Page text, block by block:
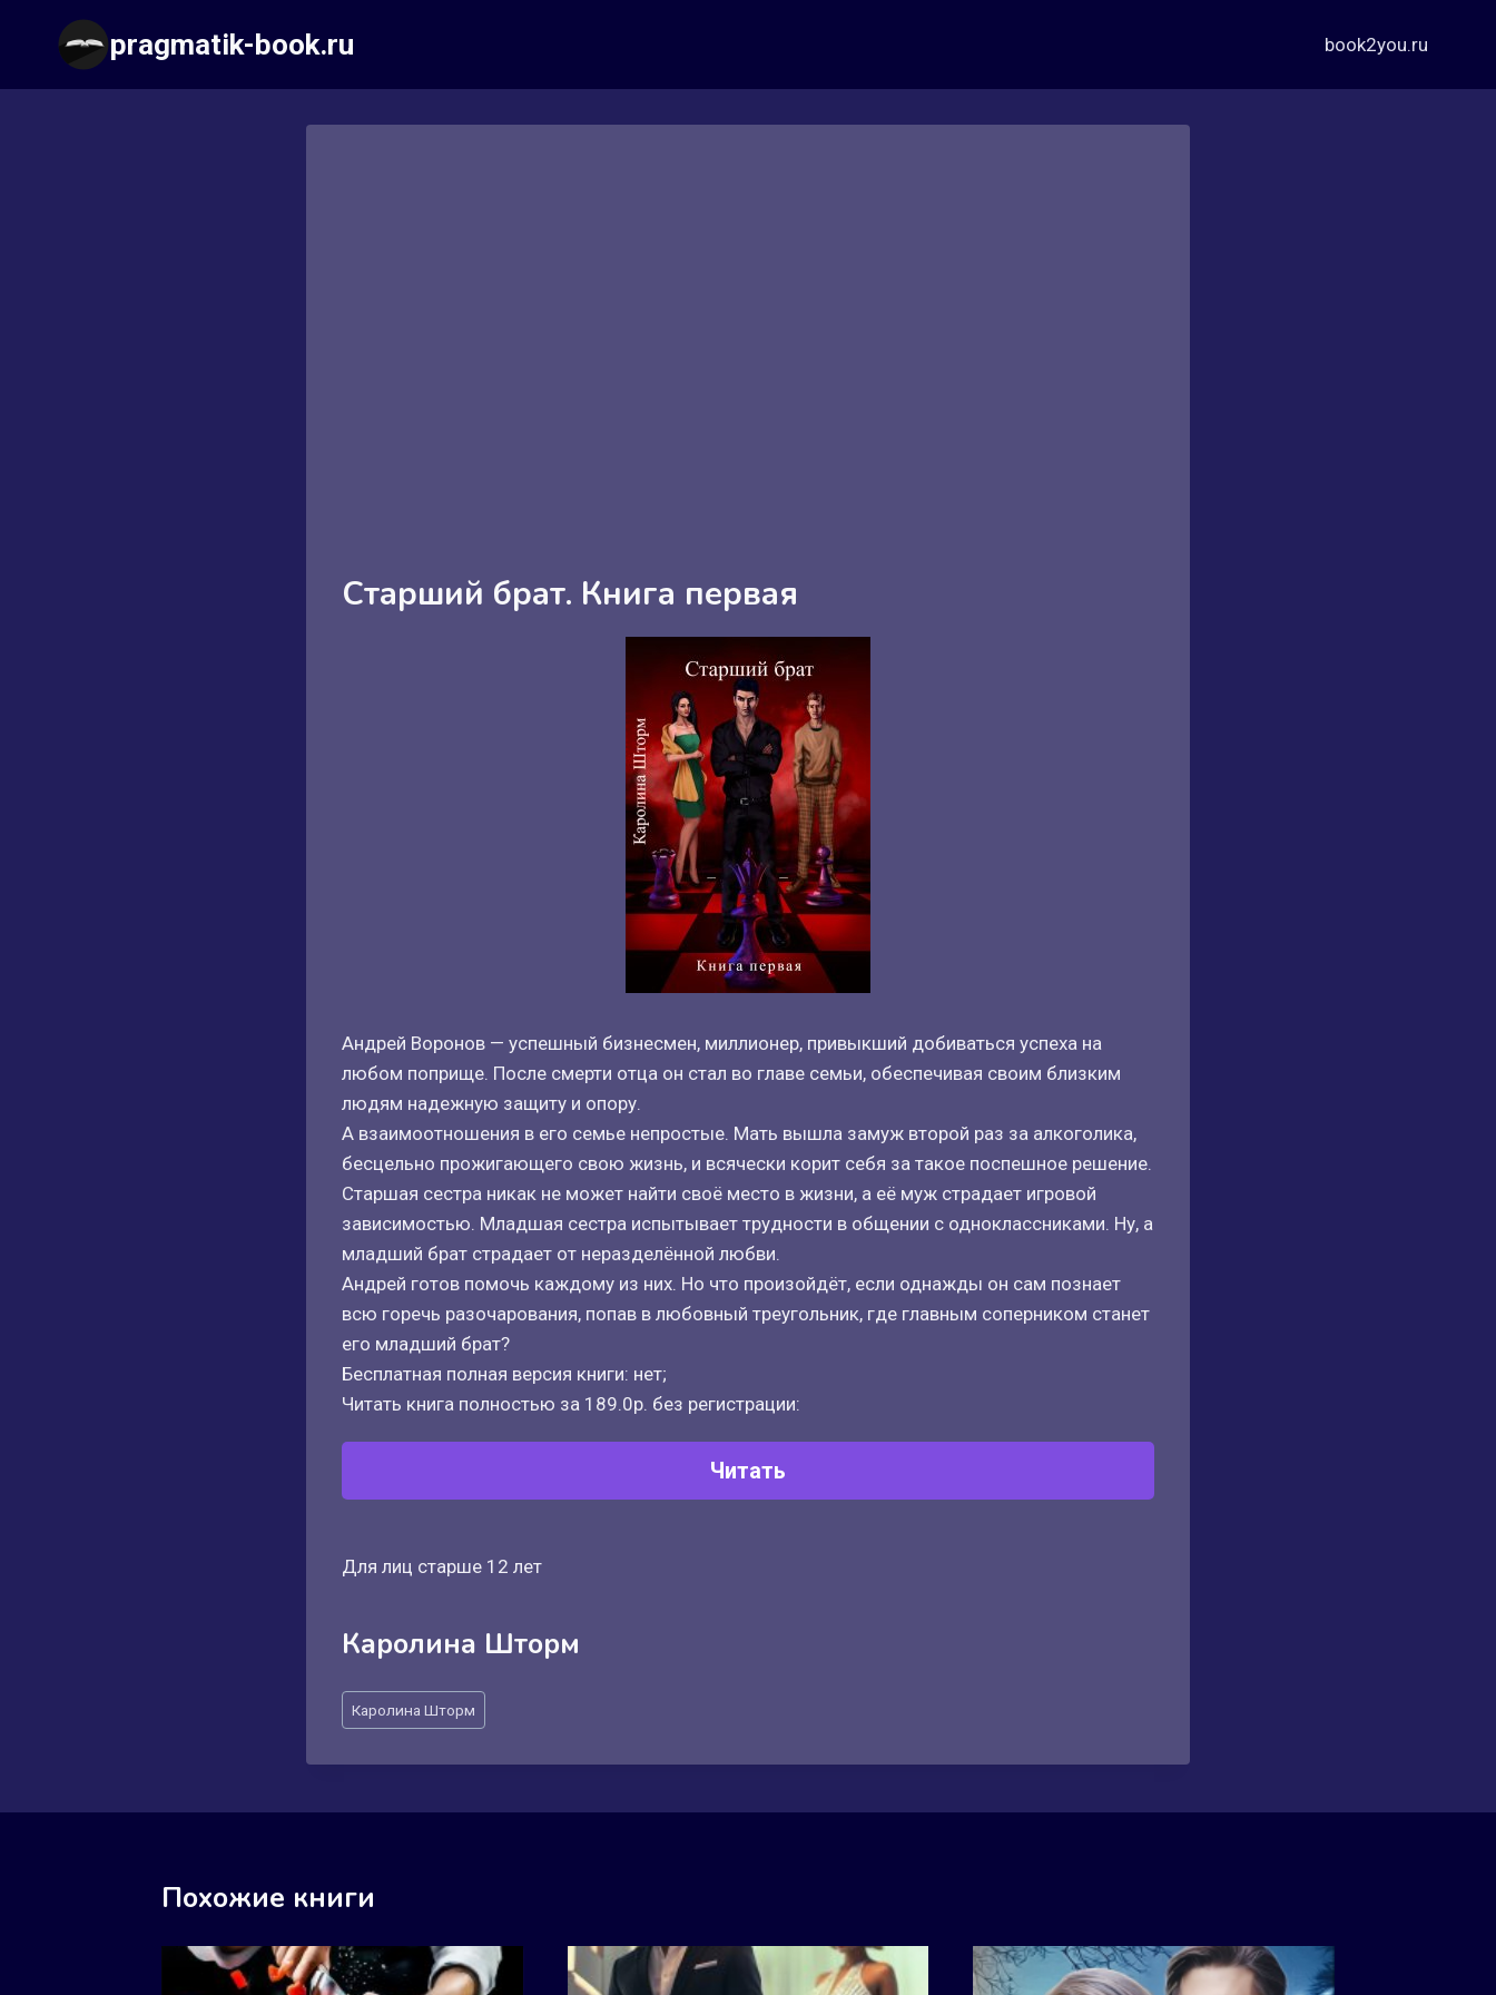
содержимому
pragmatik-book.ru book2you.ru
Старший брат. Книга первая
Андрей Воронов — успешный бизнесмен, миллионер, привыкший добиваться успеха на
любом поприще. После смерти отца он стал во главе семьи, обеспечивая своим близким
людям надежную защиту и опору.
А взаимоотношения в его семье непростые. Мать вышла замуж второй раз за алкоголика,
бесцельно прожигающего свою жизнь, и всячески корит себя за такое поспешное решение.
Старшая сестра никак не может найти своё место в жизни, а её муж страдает игровой
зависимостью. Младшая сестра испытывает трудности в общении с одноклассниками. Ну, а
младший брат страдает от неразделённой любви.
Андрей готов помочь каждому из них. Но что произойдёт, если однажды он сам познает
всю горечь разочарования, попав в любовный треугольник, где главным соперником станет
его младший брат?
Бесплатная полная версия книги: нет;
Читать книга полностью за 189.0р. без регистрации:
Читать
Для лиц старше 12 лет
Каролина Шторм
Метки
записи:
Каролина Шторм
Похожие книги